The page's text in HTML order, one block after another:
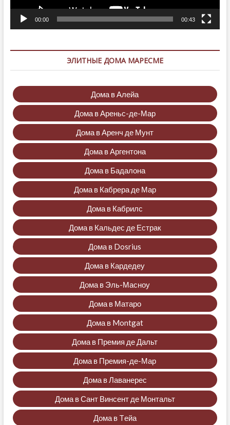
00:00 00:43
ЭЛИТНЫЕ ДОМА МАРЕСМЕ
Дома в Алейа
Дома в Ареньс-де-Мар
Дома в Аренч де Мунт
Дома в Аргентона
Дома в Бадалона
Дома в Кабрера де Мар
Дома в Кабрилс
Дома в Кальдес де Естрак
Дома в Dosrius
Дома в Кардедеу
Дома в Эль-Масноу
Дома в Матаро
Дома в Montgat
Дома в Премия де Дальт
Дома в Премия-де-Мар
Дома в Лаванерес
Дома в Сант Винсент де Монтальт
Дома в Tейа